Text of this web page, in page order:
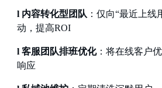
l 内容转化型团队 ：仅向“最近上线
动，提高ROI
l 客服团队排班优化：将在线客户
响应